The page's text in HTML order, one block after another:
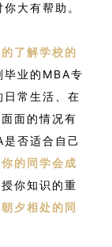
大有帮助。
了解学校的
毕业的MBA专
常生活、在
面的情况有
否适合自己
你的同学会成
你知识的重
夕相处的同